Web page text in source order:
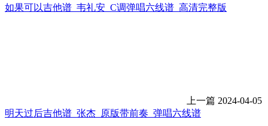
如果可以吉他谱_韦礼安_C调弹唱六线谱_高清完整版
上一篇 2024-04-05
明天过后吉他谱_张杰_原版带前奏_弹唱六线谱